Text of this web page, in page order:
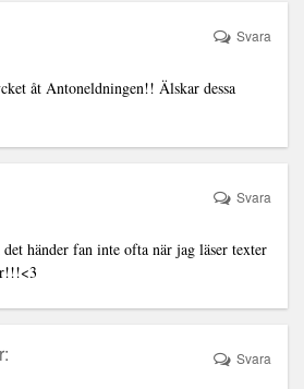
åt Antoneldningen!! Älskar dessa
Svara
händer fan inte ofta när jag läser texter
Svara
Svara